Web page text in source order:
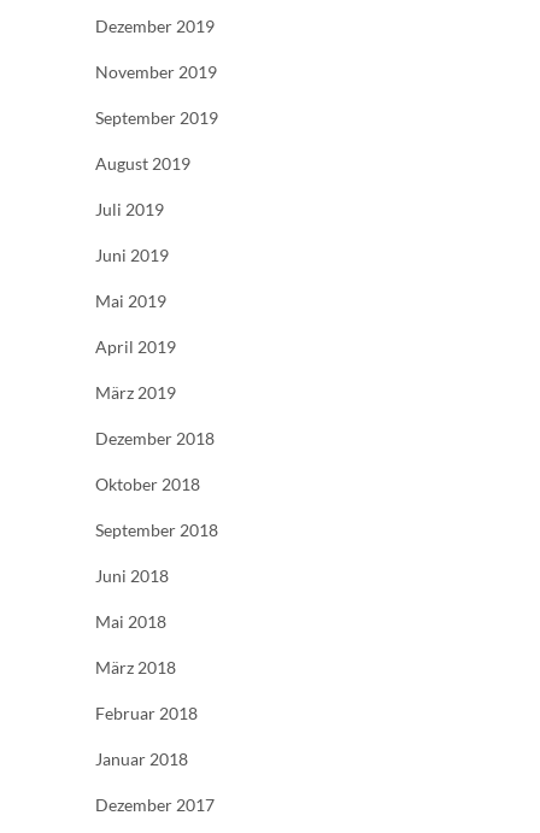
Dezember 2019
November 2019
September 2019
August 2019
Juli 2019
Juni 2019
Mai 2019
April 2019
März 2019
Dezember 2018
Oktober 2018
September 2018
Juni 2018
Mai 2018
März 2018
Februar 2018
Januar 2018
Dezember 2017